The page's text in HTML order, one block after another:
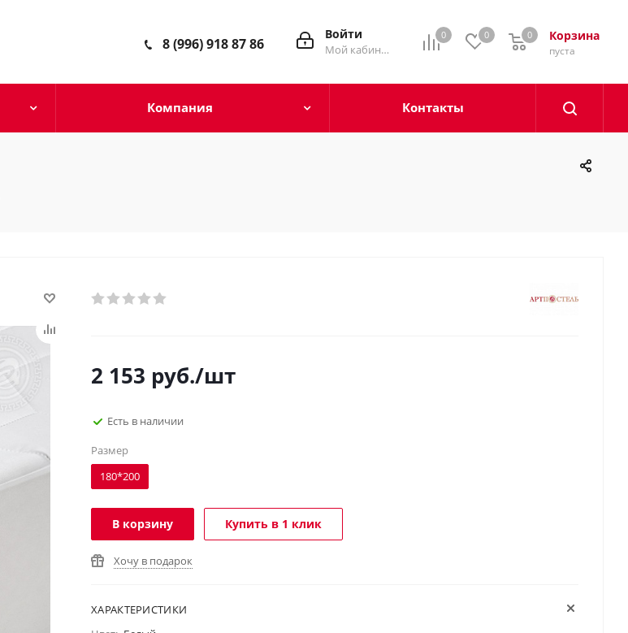
0 0 Корзина
0
пуста
0
Войти
Мой кабинет
8 (996) 918 87 86
Компания Контакты
2 153 руб./шт
Есть в наличии
Размер
180*200
В корзину Купить в 1 клик
Хочу в подарок
ХАРАКТЕРИСТИКИ